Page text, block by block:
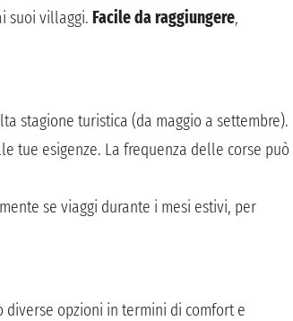
suoi villaggi. Facile da raggiungere,
stagione turistica (da maggio a settembre).
tue esigenze. La frequenza delle corse può
se viaggi durante i mesi estivi, per
diverse opzioni in termini di comfort e